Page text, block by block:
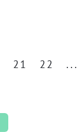
21 22 ...